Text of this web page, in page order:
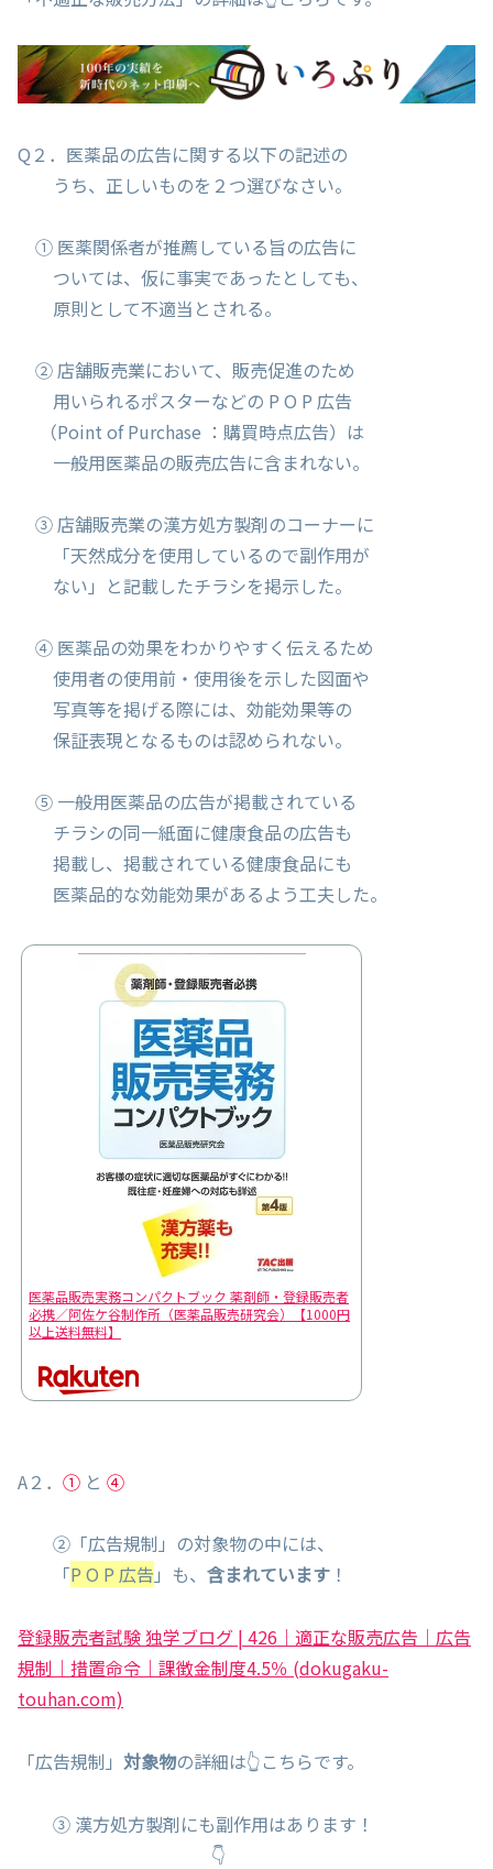
Q２．医薬品の広告に関する以下の記述の
うち、正しいものを２つ選びなさい。
① 医薬関係者が推薦している旨の広告に
ついては、仮に事実であったとしても、
原則として不適当とされる。
② 店舗販売業において、販売促進のため
用いられるポスターなどの P O P 広告
（Point of Purchase ：購買時点広告）は
一般用医薬品の販売広告に含まれない。
③ 店舗販売業の漢方処方製剤のコーナーに
「天然成分を使用しているので副作用が
ない」と記載したチラシを掲示した。
④ 医薬品の効果をわかりやすく伝えるため
使用者の使用前・使用後を示した図面や
写真等を掲げる際には、効能効果等の
保証表現となるものは認められない。
⑤ 一般用医薬品の広告が掲載されている
チラシの同一紙面に健康食品の広告も
掲載し、掲載されている健康食品にも
医薬品的な効能効果があるよう工夫した。
医薬品販売実務コンパクトブック 薬剤師・登録販売者
必携／阿佐ケ谷制作所（医薬品販売研究会）【1000円
以上送料無料】
A２． ① と ④
②「広告規制」の対象物の中には、
「P O P 広告 」も、 含まれています ！
登録販売者試験 独学ブログ | 426｜適正な販売広告｜広告
規制｜措置命令｜課徴金制度4.5％ (dokugaku-
touhan.com)
「広告規制」 対象物の詳細は👆こちらです。
③ 漢方処方製剤にも副作用はあります！
👇